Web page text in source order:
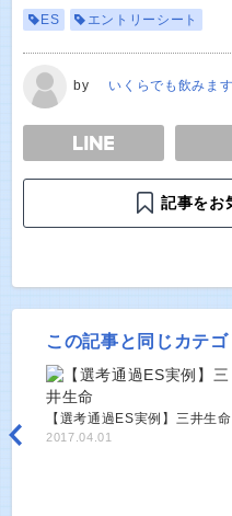
ES エントリーシート
by いくらでも飲みます
TWEET
記事をお
この記事と同じカテ
【選考通過ES実例】三井生命
2017.04.01